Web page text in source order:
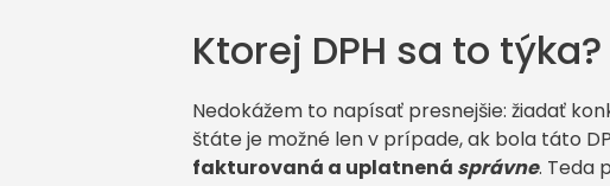
Ktorej DPH sa to týka?
Nedokážem to napísať presnejšie: žiadať
štáte je možné len v prípade, ak bola táto
fakturovaná a uplatnená správne. Teda